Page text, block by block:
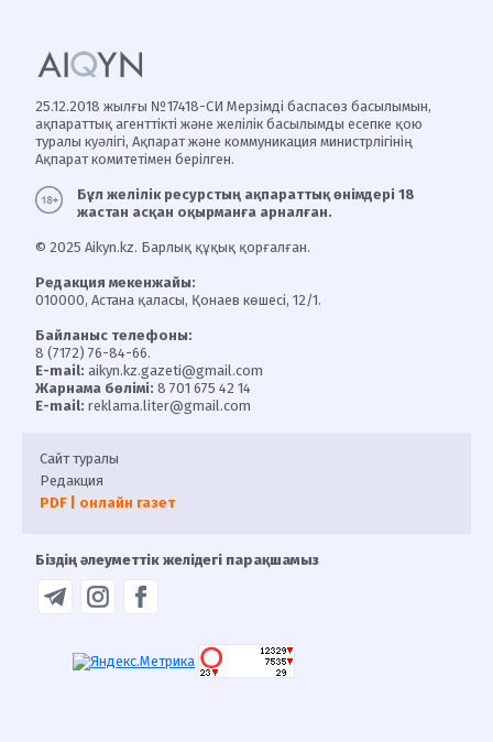
25.12.2018 жылғы №17418-СИ Мерзімді баспасөз басылымын,
ақпараттық агенттікті және желілік басылымды есепке қою
туралы куәлігі, Ақпарат және коммуникация министрлігінің
Ақпарат комитетімен берілген.
Бұл желілік ресурстың ақпараттық өнімдері 18
жастан асқан оқырманға арналған.
© 2025 Aikyn.kz. Барлық құқық қорғалған.
Редакция мекенжайы:
010000, Астана қаласы, Қонаев көшесі, 12/1.
Байланыс телефоны:
8 (7172) 76-84-66.
E-mail: aikyn.kz.gazeti@gmail.com
Жарнама бөлімі: 8 701 675 42 14
E-mail: reklama.liter@gmail.com
Сайт туралы
Редакция
PDF | онлайн газет
Біздің әлеуметтік желідегі парақшамыз